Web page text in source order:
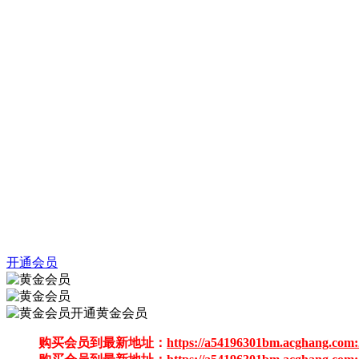
开通会员
开通黄金会员
购买会员到最新地址： https://